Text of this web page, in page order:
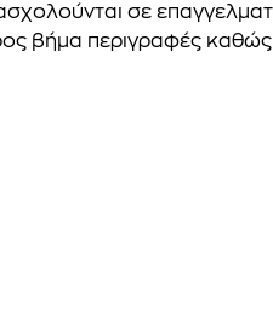
σε
βήμα περιγραφές